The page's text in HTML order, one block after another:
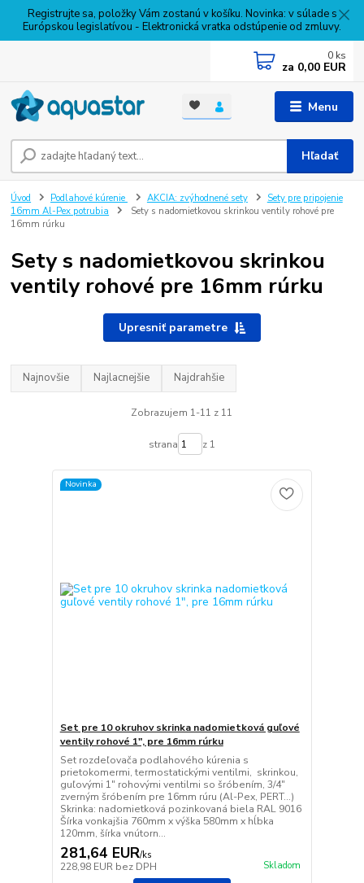
Registrujte sa, položky Vám zostanú v košíku. Novinka: v súlade s
Európskou legislatívou - Elektronická vratka odstúpenie od zmluvy.
Menu
Hľadať
0 ks
za 0,00 EUR
Úvod Podlahové kúrenie AKCIA: zvýhodnené sety
Sety pre pripojenie
16mm Al-Pex potrubia
Sety s nadomietkovou skrinkou ventily rohové pre
16mm rúrku
Sety s nadomietkovou skrinkou
ventily rohové pre 16mm rúrku
Upresniť parametre
Najnovšie Najlacnejšie Najdrahšie
Zobrazujem 1-11 z 11
strana z 1
Novinka
Set pre 10 okruhov skrinka nadomietková guľové
ventily rohové 1", pre 16mm rúrku
Set rozdeľovača podlahového kúrenia s
prietokomermi, termostatickými ventilmi, skrinkou,
guľovými 1" rohovými ventilmi so šróbením, 3/4"
zverným šróbením pre 16mm rúru (Al-Pex, PERT...)
Skrinka: nadomietková pozinkovaná biela RAL 9016
Šírka vonkajšia 760mm x výška 580mm x hĺbka
120mm, šírka vnútorn...
281,64 EUR/ks
228,98 EUR bez DPH Skladom